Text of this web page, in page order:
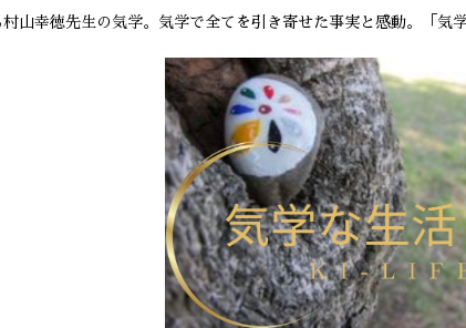
山幸徳先生の気学。気学で全てを引き寄せた事実と感動。「気